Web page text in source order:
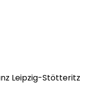
Leipzig-Stötteritz